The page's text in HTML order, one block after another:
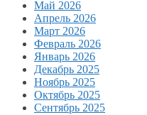
Май 2026
Апрель 2026
Март 2026
Февраль 2026
Январь 2026
Декабрь 2025
Ноябрь 2025
Октябрь 2025
Сентябрь 2025